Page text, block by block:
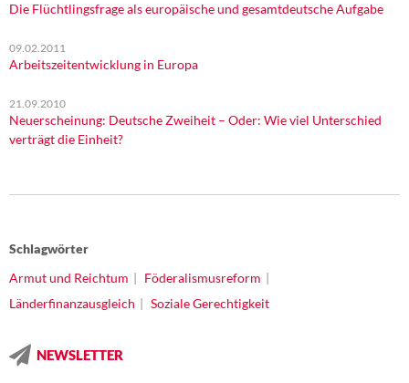
Die Flüchtlingsfrage als europäische und gesamtdeutsche Aufgabe
09.02.2011
Arbeitszeitentwicklung in Europa
21.09.2010
Neuerscheinung: Deutsche Zweiheit – Oder: Wie viel Unterschied
verträgt die Einheit?
Schlagwörter
Armut und Reichtum
Föderalismusreform
Länderfinanzausgleich
Soziale Gerechtigkeit
NEWSLETTER